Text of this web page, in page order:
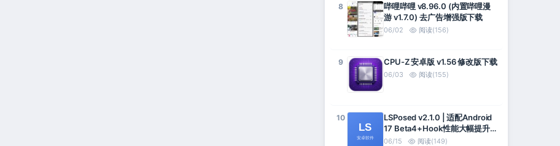
8
哔哩哔哩 v8.96.0 (内置哔哩漫
游 v1.7.0) 去广告增强版下载
06/02 阅读(156)
9 CPU-Z 安卓版 v1.56 修改版下载
06/03 阅读(155)
10
LSPosed v2.1.0 | 适配Android
17 Beta4+Hook性能大幅提升
+API 102
06/15 阅读(149)